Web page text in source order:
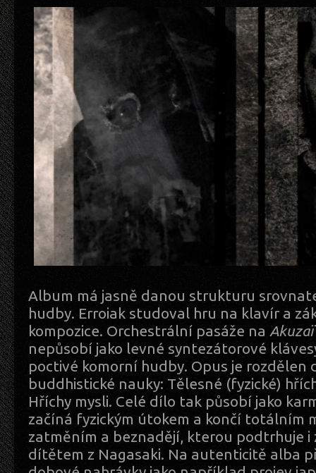
Album má jasně danou strukturu
hudby. Erroiak studoval hru na klavír a
kompozice. Orchestrální pasáže na Akuzaï
nepůsobí jako levné syntezátorové
poctivé komorní hudby. Opus je rozdělen
buddhistické nauky: Tělesné (fyzické)
Hříchy mysli. Celé dílo tak působí jako
začíná fyzickým útokem a končí totálním
zatměním a beznadějí, kterou podtrhuje i
dítětem z Nagasaki. Na autenticitě alba